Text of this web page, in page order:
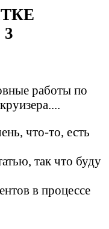
работы по
что-то, есть
так что буду
в процессе